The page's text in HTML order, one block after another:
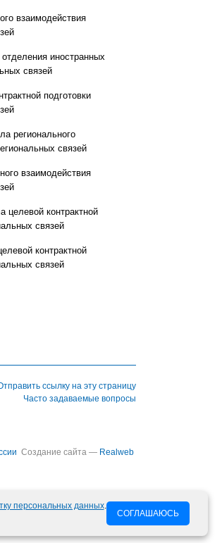
взаимодействия
отделения иностранных
связей
подготовки
регионального
связей
взаимодействия
целевой контрактной
связей
контрактной
связей
ссылку на эту страницу
Часто задаваемые вопросы
Создание сайта — Realweb
персональных данных.
СОГЛАШАЮСЬ